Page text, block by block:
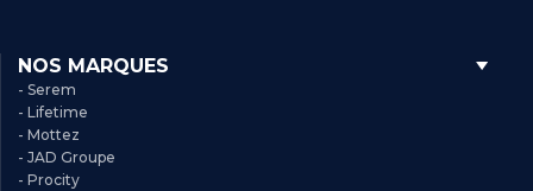
NOS MARQUES
- Serem
- Lifetime
- Mottez
- JAD Groupe
- Procity